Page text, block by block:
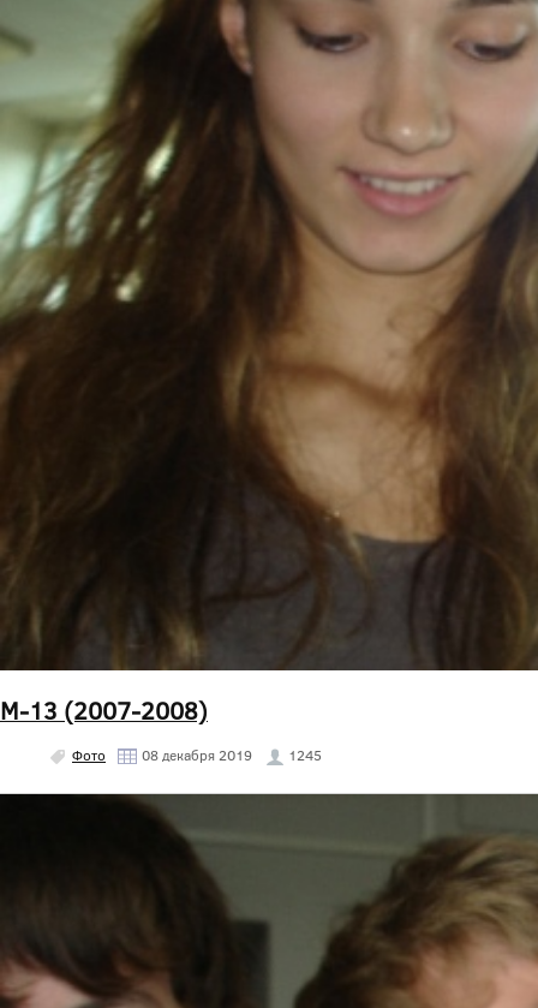
М-13 (2007-2008)
Фото 08 декабря 2019 1245